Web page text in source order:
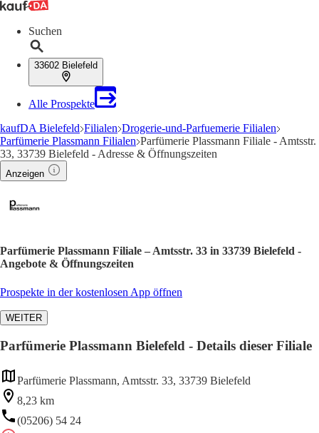
Suchen
33602 Bielefeld
Alle Prospekte
kaufDA Bielefeld Filialen Drogerie-und-Parfuemerie Filialen
Parfümerie Plassmann Filialen Parfümerie Plassmann Filiale - Amtsstr.
33, 33739 Bielefeld - Adresse & Öffnungszeiten
Anzeigen
Parfümerie Plassmann Filiale – Amtsstr. 33 in 33739 Bielefeld -
Angebote & Öffnungszeiten
Prospekte in der kostenlosen App öffnen
WEITER
Parfümerie Plassmann Bielefeld - Details dieser Filiale
Parfümerie Plassmann, Amtsstr. 33, 33739 Bielefeld
8,23 km
(05206) 54 24